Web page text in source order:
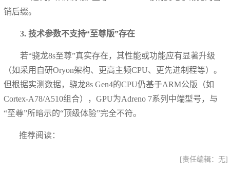
销后缀。
3. 技术参数不支持“至尊版”存在
若“骁龙8s至尊”真实存在，其性能或功能应有显著升级
（如采用自研Oryon架构、更高主频CPU、更先进制程等）。
但根据实测数据，骁龙8s Gen4的CPU仍基于ARM公版（如
Cortex-A78/A510组合），GPU为Adreno 7系列中端型号，与
“至尊”所暗示的“顶级体验”完全不符。
推荐阅读：
[责任编辑：无]